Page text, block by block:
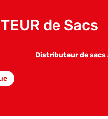
de Sacs
Distributeur de sacs